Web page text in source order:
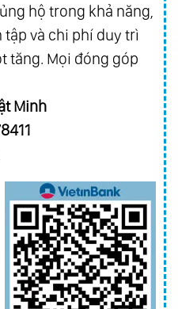
hộ trong khả năng,
và chi phí duy trì
tăng. Mọi đóng góp
Minh